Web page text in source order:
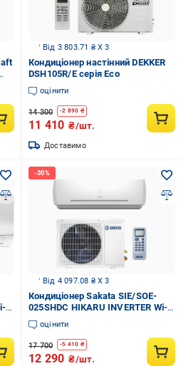
Від 3 803.71 ₴ X 3
Кондиціонер настінний DEKKER
DSH105R/E серія Eco
оцінити
14 300 -2 890 ₴
11 410 ₴/шт.
Доставимо
Fi
Від 4 097.08 ₴ X 3
Кондиціонер Sakata SIE/SOE-
025SHDC HIKARU INVERTER Wi-fi
Ready
оцінити
17 700 -5 410 ₴
12 290 ₴/шт.